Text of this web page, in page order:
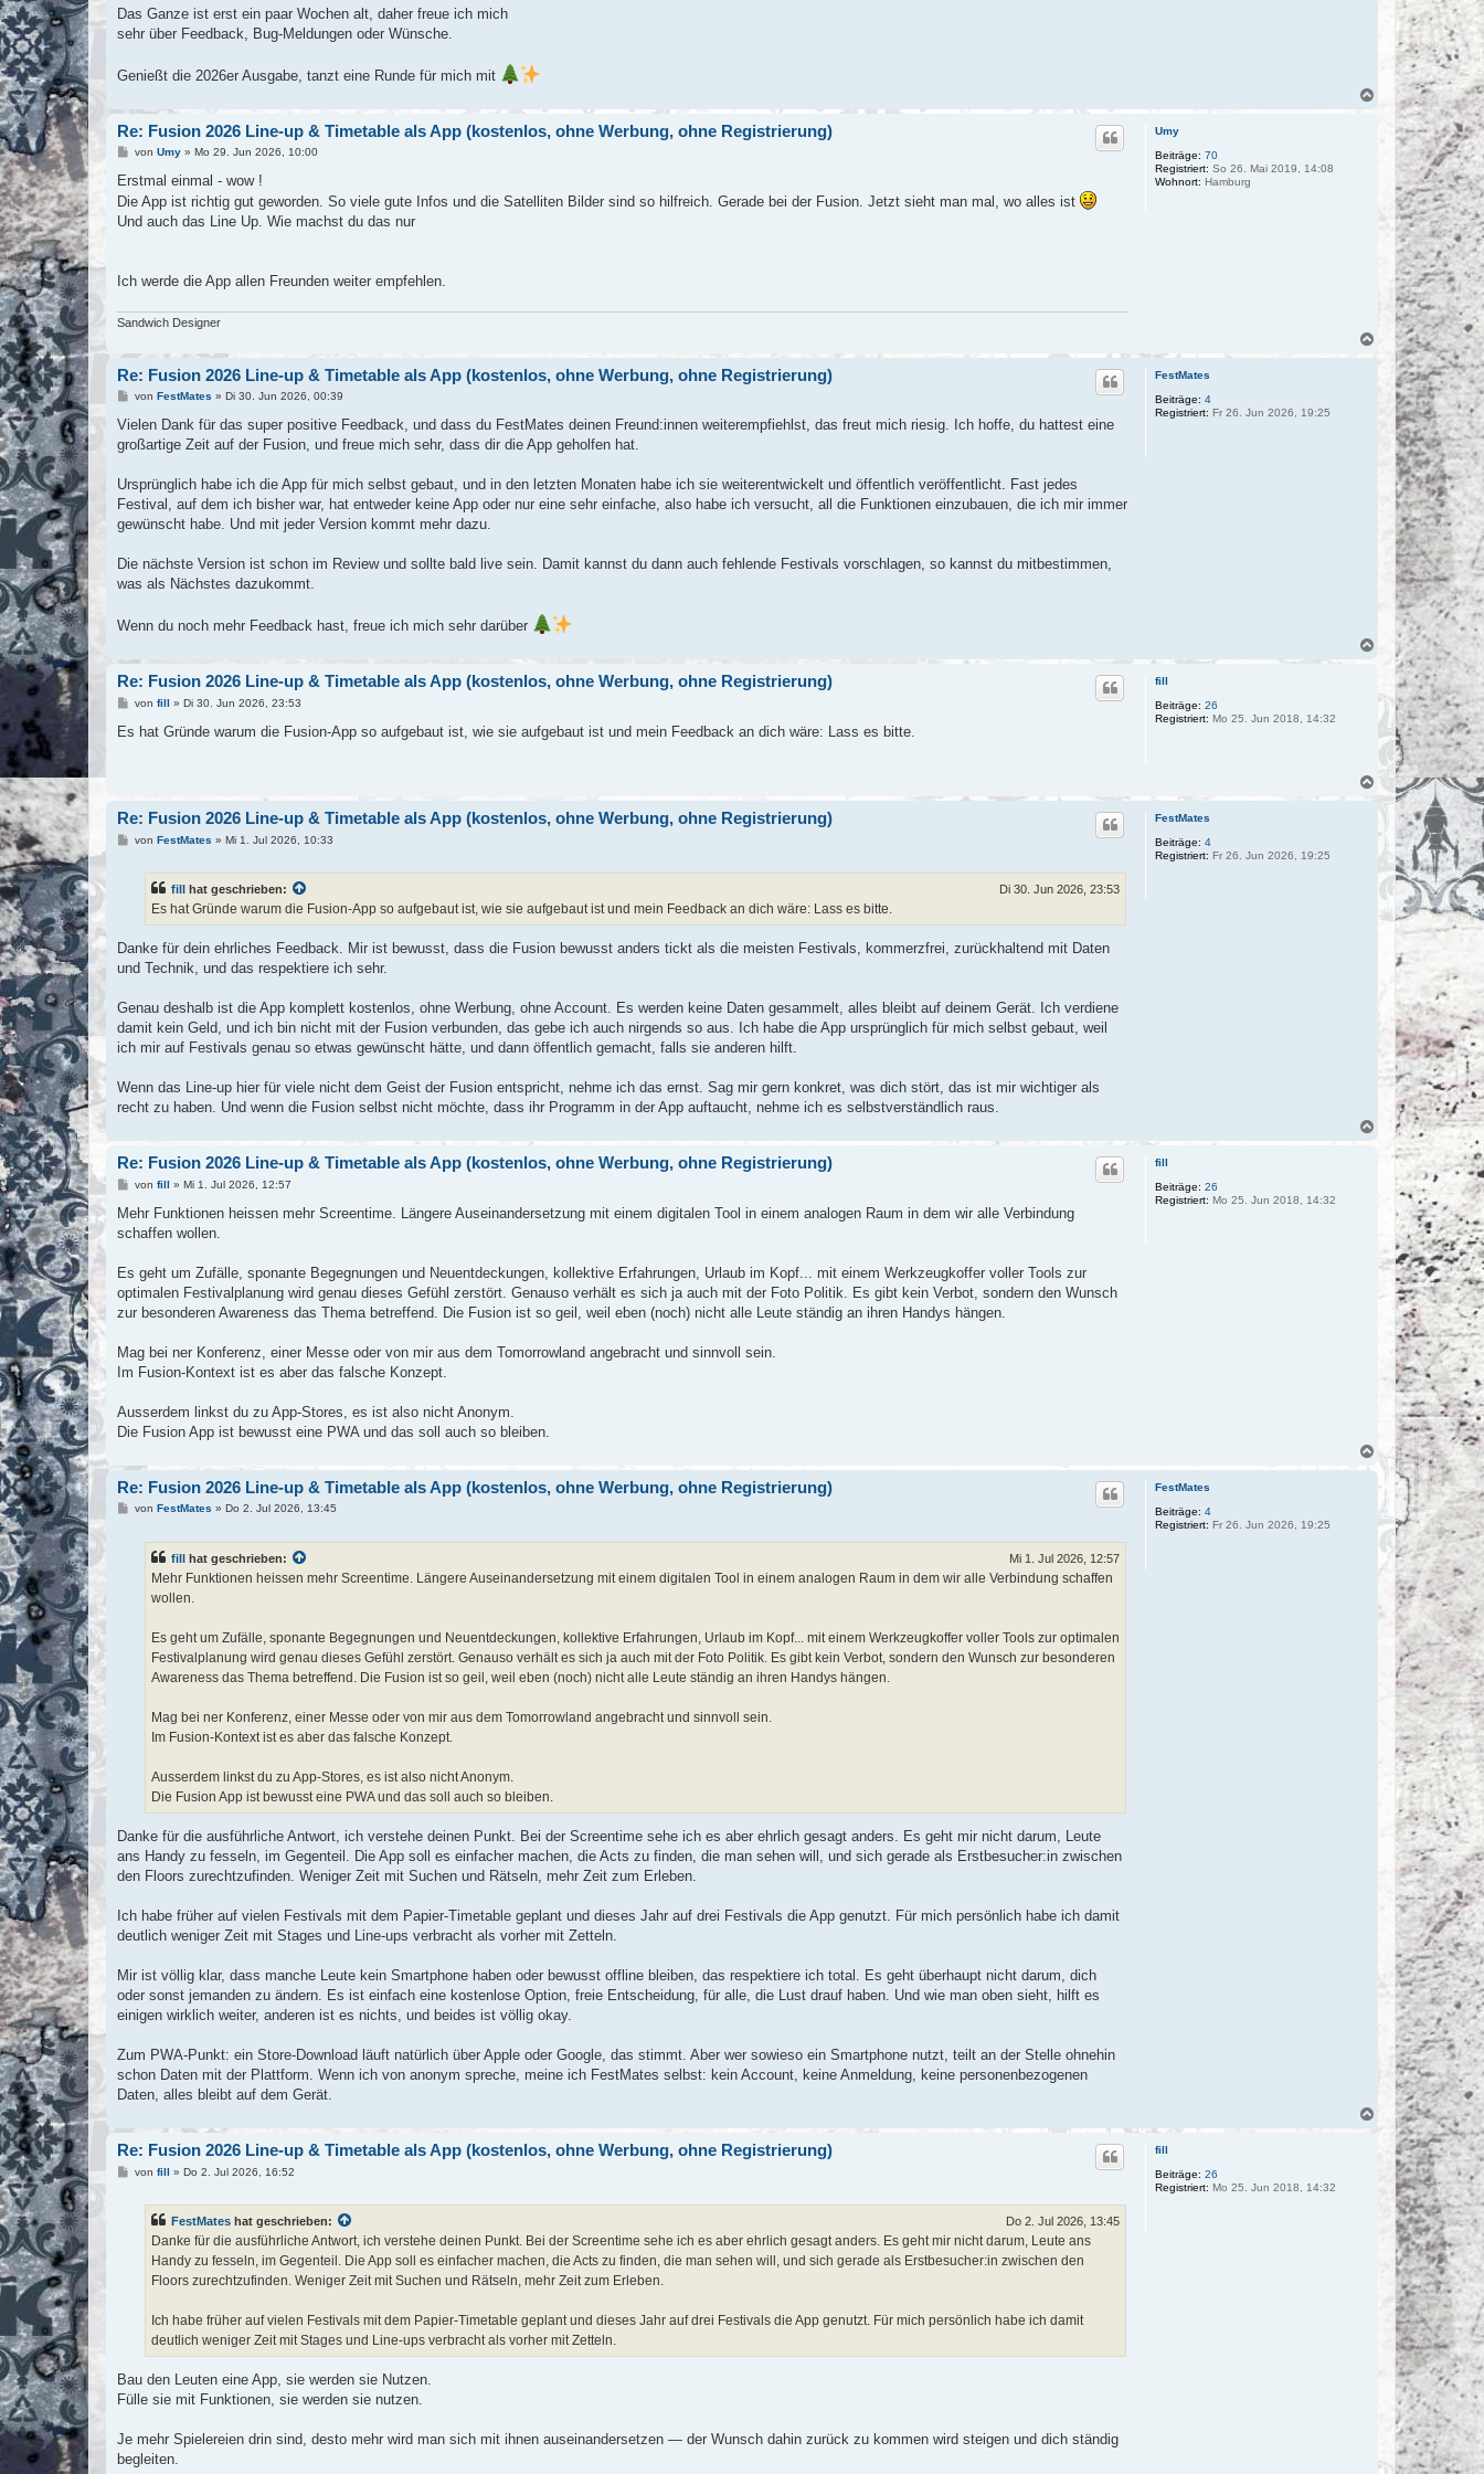
Das Ganze ist erst ein paar Wochen alt, daher freue ich mich
sehr über Feedback, Bug-Meldungen oder Wünsche.
Genießt die 2026er Ausgabe, tanzt eine Runde für mich mit
Umy
Beiträge: 70
Registriert: So 26. Mai 2019, 14:08
Wohnort: Hamburg
Re: Fusion 2026 Line-up & Timetable als App (kostenlos, ohne Werbung, ohne Registrierung)
B
i
r
a
g
von Umy» Mo 29. Jun 2026, 10:00
Erstmal einmal - wow !
Die App ist richtig gut geworden. So viele gute Infos und die Satelliten Bilder sind so hilfreich. Gerade bei der Fusion. Jetzt sieht man mal, wo alles ist
Und auch das Line Up. Wie machst du das nur
Ich werde die App allen Freunden weiter empfehlen.
Sandwich Designer
FestMates
Beiträge: 4
Registriert: Fr 26. Jun 2026, 19:25
Re: Fusion 2026 Line-up & Timetable als App (kostenlos, ohne Werbung, ohne Registrierung)
B
i
r
von FestMates » Di 30. Jun 2026, 00:39
Vielen Dank für das super positive Feedback, und dass du FestMates deinen Freund:innen weiterempfiehlst, das freut mich riesig. Ich hoffe, du hattest eine
großartige Zeit auf der Fusion, und freue mich sehr, dass dir die App geholfen hat.
Ursprünglich habe ich die App für mich selbst gebaut, und in den letzten Monaten habe ich sie weiterentwickelt und öffentlich veröffentlicht. Fast jedes
Festival, auf dem ich bisher war, hat entweder keine App oder nur eine sehr einfache, also habe ich versucht, all die Funktionen einzubauen, die ich mir immer
gewünscht habe. Und mit jeder Version kommt mehr dazu.
Die nächste Version ist schon im Review und sollte bald live sein. Damit kannst du dann auch fehlende Festivals vorschlagen, so kannst du mitbestimmen,
was als Nächstes dazukommt.
Wenn du noch mehr Feedback hast, freue ich mich sehr darüber
h
o
b
e
n
fill
Beiträge: 26
Registriert: Mo 25. Jun 2018, 14:32
Re: Fusion 2026 Line-up & Timetable als App (kostenlos, ohne Werbung, ohne Registrierung)
B
i
von fill » Di 30. Jun 2026, 23:53
Es hat Gründe warum die Fusion-App so aufgebaut ist, wie sie aufgebaut ist und mein Feedback an dich wäre: Lass es bitte.
N
a
c
b
e
n
FestMates
Beiträge: 4
Registriert: Fr 26. Jun 2026, 19:25
Re: Fusion 2026 Line-up & Timetable als App (kostenlos, ohne Werbung, ohne Registrierung)
Bvon FestMates » Mi 1. Jul 2026, 10:33
fill hat geschrieben: Di 30. Jun 2026, 23:53
Es hat Gründe warum die Fusion-App so aufgebaut ist, wie sie aufgebaut ist und mein Feedback an dich wäre: Lass es bitte.
Danke für dein ehrliches Feedback. Mir ist bewusst, dass die Fusion bewusst anders tickt als die meisten Festivals, kommerzfrei, zurückhaltend mit Daten
und Technik, und das respektiere ich sehr.
Genau deshalb ist die App komplett kostenlos, ohne Werbung, ohne Account. Es werden keine Daten gesammelt, alles bleibt auf deinem Gerät. Ich verdiene
damit kein Geld, und ich bin nicht mit der Fusion verbunden, das gebe ich auch nirgends so aus. Ich habe die App ursprünglich für mich selbst gebaut, weil
ich mir auf Festivals genau so etwas gewünscht hätte, und dann öffentlich gemacht, falls sie anderen hilft.
Wenn das Line-up hier für viele nicht dem Geist der Fusion entspricht, nehme ich das ernst. Sag mir gern konkret, was dich stört, das ist mir wichtiger als
recht zu haben. Und wenn die Fusion selbst nicht möchte, dass ihr Programm in der App auftaucht, nehme ich es selbstverständlich raus.
fill
Beiträge: 26
Registriert: Mo 25. Jun 2018, 14:32
Re: Fusion 2026 Line-up & Timetable als App (kostenlos, ohne Werbung, ohne Registrierung)
B
i
r
von fill » Mi 1. Jul 2026, 12:57
Mehr Funktionen heissen mehr Screentime. Längere Auseinandersetzung mit einem digitalen Tool in einem analogen Raum in dem wir alle Verbindung
schaffen wollen.
Es geht um Zufälle, sponante Begegnungen und Neuentdeckungen, kollektive Erfahrungen, Urlaub im Kopf... mit einem Werkzeugkoffer voller Tools zur
optimalen Festivalplanung wird genau dieses Gefühl zerstört. Genauso verhält es sich ja auch mit der Foto Politik. Es gibt kein Verbot, sondern den Wunsch
zur besonderen Awareness das Thema betreffend. Die Fusion ist so geil, weil eben (noch) nicht alle Leute ständig an ihren Handys hängen.
Mag bei ner Konferenz, einer Messe oder von mir aus dem Tomorrowland angebracht und sinnvoll sein.
Im Fusion-Kontext ist es aber das falsche Konzept.
Ausserdem linkst du zu App-Stores, es ist also nicht Anonym.
Die Fusion App ist bewusst eine PWA und das soll auch so bleiben.
N
a
o
b
FestMates
Beiträge: 4
Registriert: Fr 26. Jun 2026, 19:25
Re: Fusion 2026 Line-up & Timetable als App (kostenlos, ohne Werbung, ohne Registrierung)
Bvon FestMates » Do 2. Jul 2026, 13:45
fill hat geschrieben: Mi 1. Jul 2026, 12:57
Mehr Funktionen heissen mehr Screentime. Längere Auseinandersetzung mit einem digitalen Tool in einem analogen Raum in dem wir alle Verbindung schaffen
wollen.
Es geht um Zufälle, sponante Begegnungen und Neuentdeckungen, kollektive Erfahrungen, Urlaub im Kopf... mit einem Werkzeugkoffer voller Tools zur optimalen
Festivalplanung wird genau dieses Gefühl zerstört. Genauso verhält es sich ja auch mit der Foto Politik. Es gibt kein Verbot, sondern den Wunsch zur besonderen
Awareness das Thema betreffend. Die Fusion ist so geil, weil eben (noch) nicht alle Leute ständig an ihren Handys hängen.
Mag bei ner Konferenz, einer Messe oder von mir aus dem Tomorrowland angebracht und sinnvoll sein.
Im Fusion-Kontext ist es aber das falsche Konzept.
Ausserdem linkst du zu App-Stores, es ist also nicht Anonym.
Die Fusion App ist bewusst eine PWA und das soll auch so bleiben.
Danke für die ausführliche Antwort, ich verstehe deinen Punkt. Bei der Screentime sehe ich es aber ehrlich gesagt anders. Es geht mir nicht darum, Leute
ans Handy zu fesseln, im Gegenteil. Die App soll es einfacher machen, die Acts zu finden, die man sehen will, und sich gerade als Erstbesucher:in zwischen
den Floors zurechtzufinden. Weniger Zeit mit Suchen und Rätseln, mehr Zeit zum Erleben.
Ich habe früher auf vielen Festivals mit dem Papier-Timetable geplant und dieses Jahr auf drei Festivals die App genutzt. Für mich persönlich habe ich damit
deutlich weniger Zeit mit Stages und Line-ups verbracht als vorher mit Zetteln.
Mir ist völlig klar, dass manche Leute kein Smartphone haben oder bewusst offline bleiben, das respektiere ich total. Es geht überhaupt nicht darum, dich
oder sonst jemanden zu ändern. Es ist einfach eine kostenlose Option, freie Entscheidung, für alle, die Lust drauf haben. Und wie man oben sieht, hilft es
einigen wirklich weiter, anderen ist es nichts, und beides ist völlig okay.
Zum PWA-Punkt: ein Store-Download läuft natürlich über Apple oder Google, das stimmt. Aber wer sowieso ein Smartphone nutzt, teilt an der Stelle ohnehin
schon Daten mit der Plattform. Wenn ich von anonym spreche, meine ich FestMates selbst: kein Account, keine Anmeldung, keine personenbezogenen
Daten, alles bleibt auf dem Gerät.
fill
Beiträge: 26
Registriert: Mo 25. Jun 2018, 14:32
Re: Fusion 2026 Line-up & Timetable als App (kostenlos, ohne Werbung, ohne Registrierung)
Bvon fill » Do 2. Jul 2026, 16:52
FestMates hat geschrieben: Do 2. Jul 2026, 13:45
Danke für die ausführliche Antwort, ich verstehe deinen Punkt. Bei der Screentime sehe ich es aber ehrlich gesagt anders. Es geht mir nicht darum, Leute ans
Handy zu fesseln, im Gegenteil. Die App soll es einfacher machen, die Acts zu finden, die man sehen will, und sich gerade als Erstbesucher:in zwischen den
Floors zurechtzufinden. Weniger Zeit mit Suchen und Rätseln, mehr Zeit zum Erleben.
Ich habe früher auf vielen Festivals mit dem Papier-Timetable geplant und dieses Jahr auf drei Festivals die App genutzt. Für mich persönlich habe ich damit
deutlich weniger Zeit mit Stages und Line-ups verbracht als vorher mit Zetteln.
Bau den Leuten eine App, sie werden sie Nutzen.
Fülle sie mit Funktionen, sie werden sie nutzen.
Je mehr Spielereien drin sind, desto mehr wird man sich mit ihnen auseinandersetzen — der Wunsch dahin zurück zu kommen wird steigen und dich ständig
begleiten.